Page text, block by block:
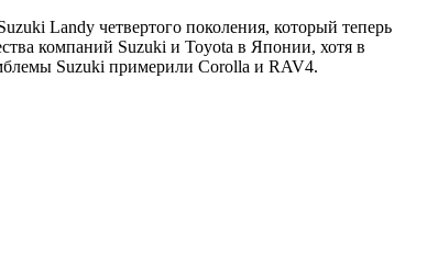
Landy четвертого поколения, который теперь
компаний Suzuki и Toyota в Японии, хотя в
Suzuki примерили Corolla и RAV4.